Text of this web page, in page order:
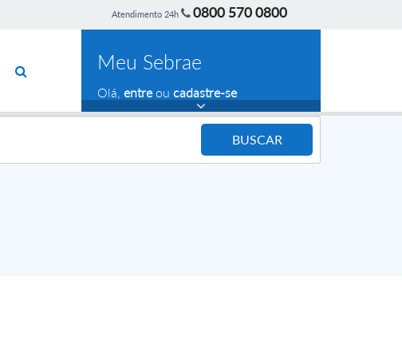
Atendimento 24h 0800 570 0800
Meu Sebrae
Olá, entreou cadastre-se
BUSCAR